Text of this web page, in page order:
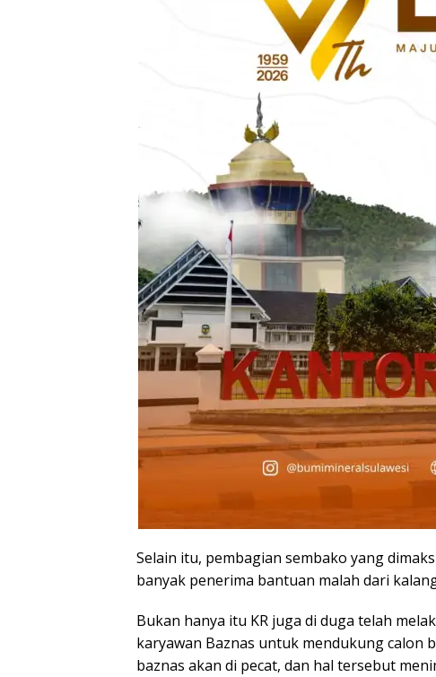
Selain itu, pembagian sembako yang
banyak penerima bantuan malah dari
Bukan hanya itu KR juga di duga telah
karyawan Baznas untuk mendukung
baznas akan di pecat, dan hal tersebut